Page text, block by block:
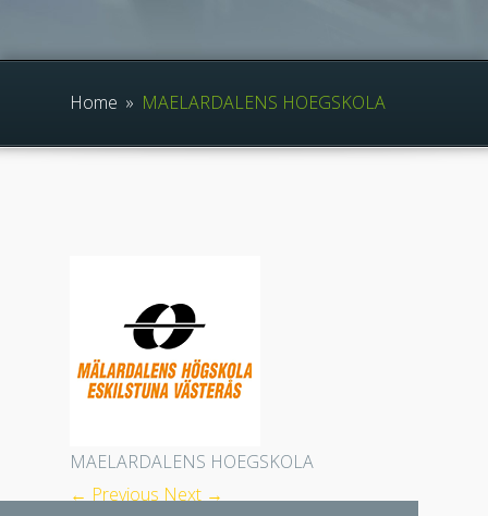
Home » MAELARDALENS HOEGSKOLA
MAELARDALENS HOEGSKOLA
← Previous Next →